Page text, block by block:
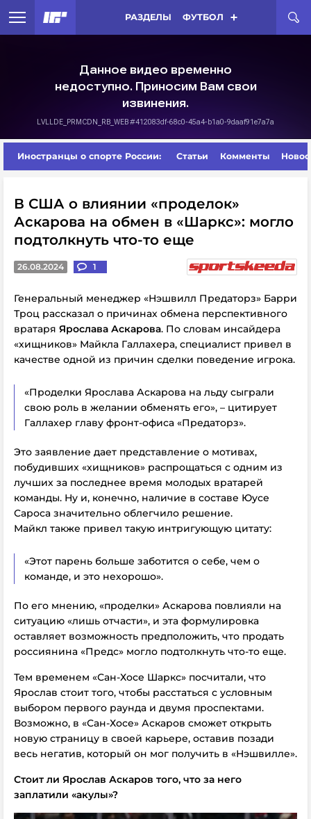
РАЗДЕЛЫ ФУТБОЛ
Иностранцы о спорте России: Статьи Комменты
В США о влиянии «проделок»
Аскарова на обмен в «Шаркс»: могло
подтолкнуть что-то еще
26.08.2024 1
Генеральный менеджер «Нэшвилл Предаторз» Барри
Троц рассказал о причинах обмена перспективного
вратаря Ярослава Аскарова. По словам инсайдера
«хищников» Майкла Галлахера, специалист привел в
качестве одной из причин сделки поведение игрока.
«Проделки Ярослава Аскарова на льду сыграли
свою роль в желании обменять его», – цитирует
Галлахер главу фронт-офиса «Предаторз».
Это заявление дает представление о мотивах,
побудивших «хищников» распрощаться с одним из
лучших за последнее время молодых вратарей
команды. Ну и, конечно, наличие в составе Юусе
Сароса значительно облегчило решение.
Майкл также привел такую интригующую цитату:
«Этот парень больше заботится о себе, чем о
команде, и это нехорошо».
По его мнению, «проделки» Аскарова повлияли на
ситуацию «лишь отчасти», и эта формулировка
оставляет возможность предположить, что продать
россиянина «Предс» могло подтолкнуть что-то еще.
Тем временем «Сан-Хосе Шаркс» посчитали, что
Ярослав стоит того, чтобы расстаться с условным
выбором первого раунда и двумя проспектами.
Возможно, в «Сан-Хосе» Аскаров сможет открыть
новую страницу в своей карьере, оставив позади
весь негатив, который он мог получить в «Нэшвилле».
Стоит ли Ярослав Аскаров того, что за него
заплатили «акулы»?